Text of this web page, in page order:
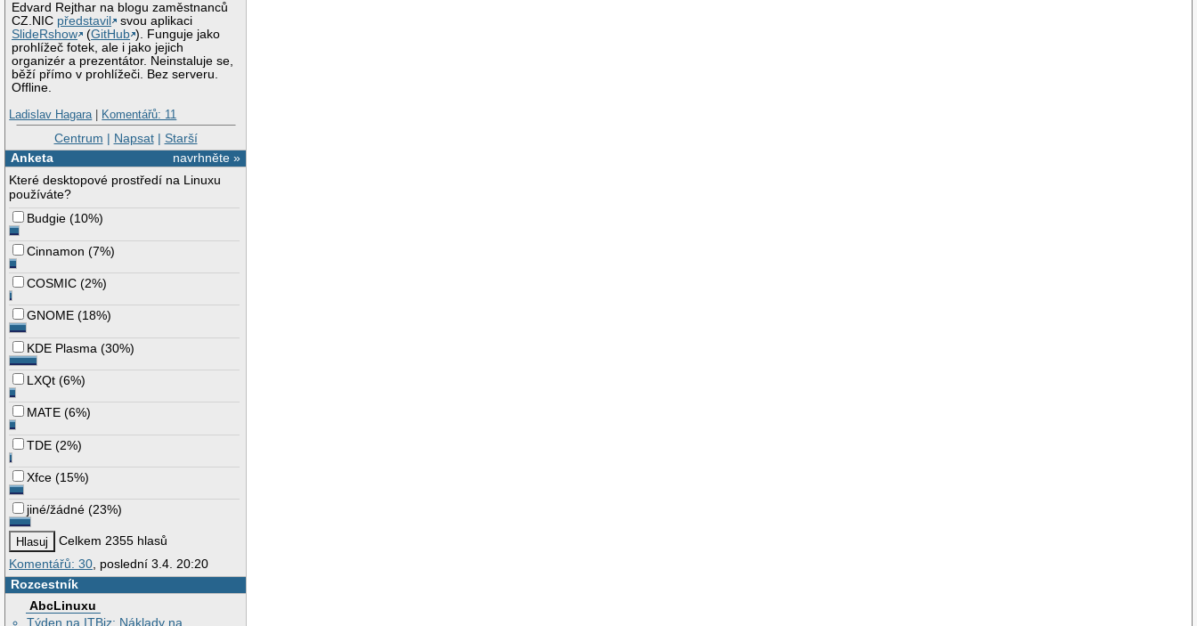
Edvard Rejthar na blogu zaměstnanců
CZ.NIC představil
svou aplikaci
SlideRshow
(GitHub ). Funguje jako
prohlížeč fotek, ale i jako jejich
organizér a prezentátor. Neinstaluje se,
běží přímo v prohlížeči. Bez serveru.
Offline.
Ladislav Hagara| Komentářů: 11
Centrum | Napsat| Starší
navrhněte »
Anketa
Které desktopové prostředí na Linuxu
používáte?
Budgie (10%)
Cinnamon (7%)
COSMIC (2%)
GNOME (18%)
KDE Plasma (30%)
LXQt (6%)
MATE (6%)
TDE (2%)
Xfce (15%)
jiné/žádné (23%)
Celkem 2355 hlasů
Komentářů: 30 , poslední 3.4. 20:20
Rozcestník
AbcLinuxu
Týden na ITBiz: Náklady na